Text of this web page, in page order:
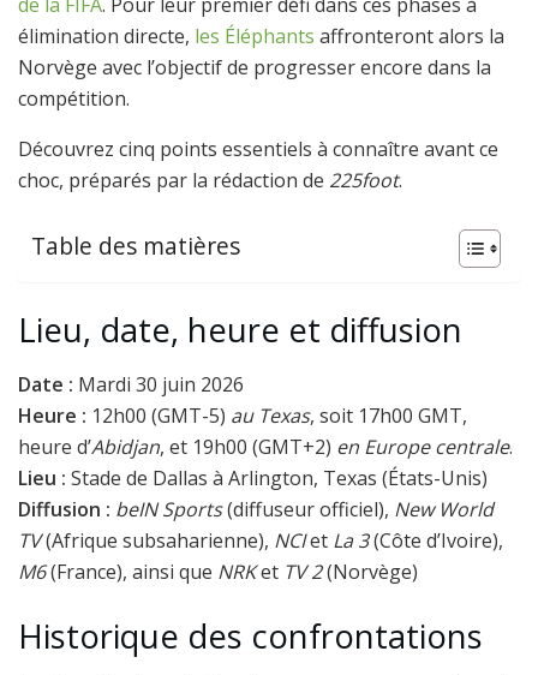
élimination directe, les Éléphants affronteront alors la
Norvège avec l’objectif de progresser encore dans la
compétition.
Découvrez cinq points essentiels à connaître avant ce
choc, préparés par la rédaction de 225foot.
Table des matières
Lieu, date, heure et diffusion
Date : Mardi 30 juin 2026
Heure : 12h00 (GMT-5) au Texas, soit 17h00 GMT,
heure d’Abidjan, et 19h00 (GMT+2) en Europe centrale.
Lieu : Stade de Dallas à Arlington, Texas (États-Unis)
Diffusion : beIN Sports(diffuseur officiel), New World
TV(Afrique subsaharienne), NCIet La 3(Côte d’Ivoire),
M6(France), ainsi que NRKet TV 2(Norvège)
Historique des confrontations